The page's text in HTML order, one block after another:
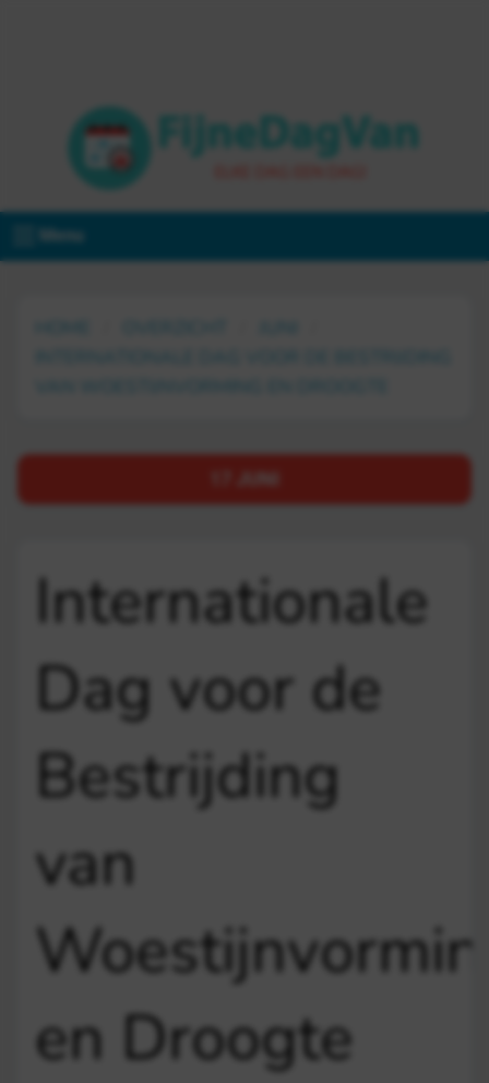
Menu
Internationale
Dag voor de
Bestrijding
van
en Droogte